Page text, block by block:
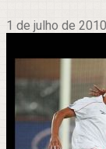
1 de julho de 2010